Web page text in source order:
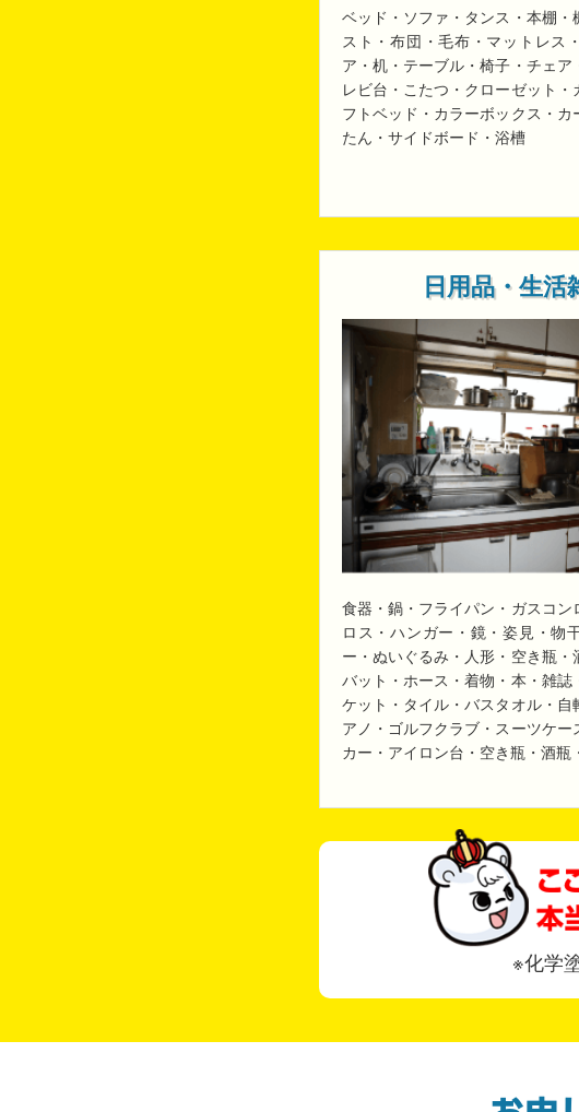
ベッド・ソファ・タンス・本棚・
スト・布団・毛布・マットレス
ア・机・テーブル・椅子・チェア
レビ台・こたつ・クローゼット・
フトベッド・カラーボックス・カ
たん・サイドボード・浴槽
日用品・生活
食器・鍋・フライパン・ガスコン
ロス・ハンガー・鏡・姿見・物
ー・ぬいぐるみ・人形・空き瓶・
バット・ホース・着物・本・雑誌
ケット・タイル・バスタオル・自
アノ・ゴルフクラブ・スーツケー
カー・アイロン台・空き瓶・酒瓶
※化学